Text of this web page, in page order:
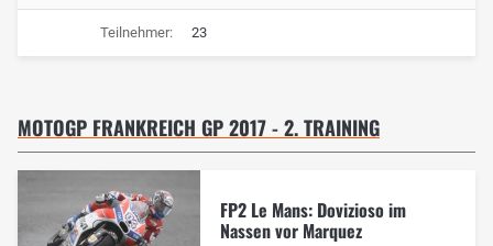
Teilnehmer: 23
MOTOGP FRANKREICH GP 2017 - 2. TRAINING
FP2 Le Mans: Dovizioso im
Nassen vor Marquez